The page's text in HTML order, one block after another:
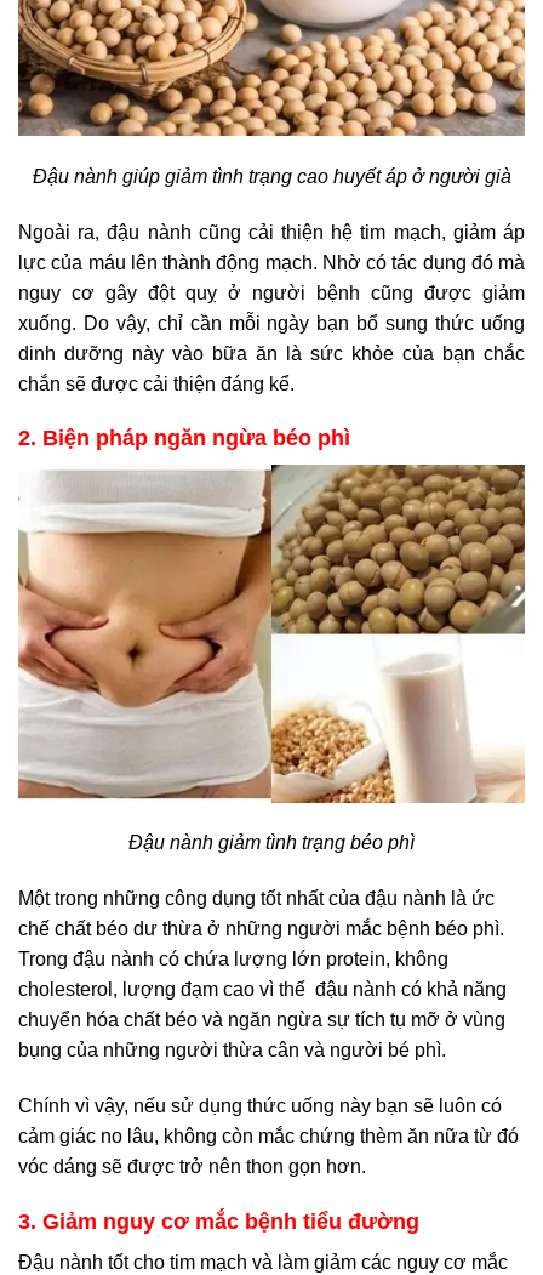
Đậu nành giúp giảm tình trạng cao huyết áp ở người già
Ngoài ra, đậu nành cũng cải thiện hệ tim mạch, giảm áp
lực của máu lên thành động mạch. Nhờ có tác dụng đó mà
nguy cơ gây đột quỵ ở người bệnh cũng được giảm
xuống. Do vậy, chỉ cần mỗi ngày bạn bổ sung thức uống
dinh dưỡng này vào bữa ăn là sức khỏe của bạn chắc
chắn sẽ được cải thiện đáng kể.
2. Biện pháp ngăn ngừa béo phì
Đậu nành giảm tình trạng béo phì
Một trong những công dụng tốt nhất của đậu nành là ức
chế chất béo dư thừa ở những người mắc bệnh béo phì.
Trong đậu nành có chứa lượng lớn protein, không
cholesterol, lượng đạm cao vì thế đậu nành có khả năng
chuyển hóa chất béo và ngăn ngừa sự tích tụ mỡ ở vùng
bụng của những người thừa cân và người bé phì.
Chính vì vậy, nếu sử dụng thức uống này bạn sẽ luôn có
cảm giác no lâu, không còn mắc chứng thèm ăn nữa từ đó
vóc dáng sẽ được trở nên thon gọn hơn.
3. Giảm nguy cơ mắc bệnh tiểu đường
Đậu nành tốt cho tim mạch và làm giảm các nguy cơ mắc